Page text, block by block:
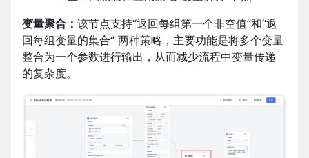
变量聚合： 该节点支持“返回每组第一个非空值”和“返
回每组变量的集合“ 两种策略，主要功能是将多个变量
整合为一个参数进行输出，从而减少流程中变量传递
的复杂度。